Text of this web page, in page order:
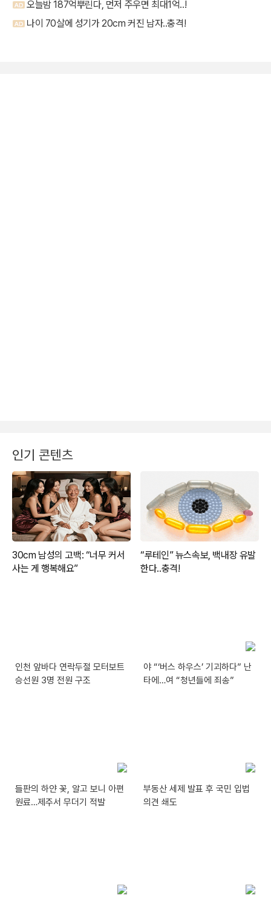
인기 콘텐츠
인천 앞바다 연락두절 모터보트
승선원 3명 전원 구조
야 “‘버스 하우스’ 기괴하다” 난
타에…여 “청년들에 죄송”
들판의 하얀 꽃, 알고 보니 아편
원료…제주서 무더기 적발
부동산 세제 발표 후 국민 입법
의견 쇄도